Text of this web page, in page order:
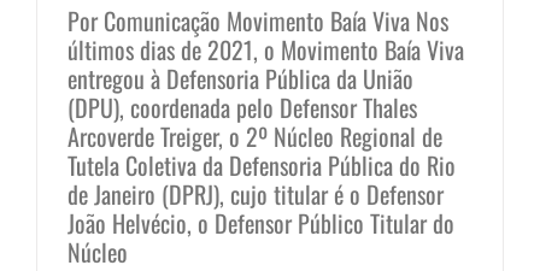
Por Comunicação Movimento Baía Viva Nos
últimos dias de 2021, o Movimento Baía Viva
entregou à Defensoria Pública da União
(DPU), coordenada pelo Defensor Thales
Arcoverde Treiger, o 2º Núcleo Regional de
Tutela Coletiva da Defensoria Pública do Rio
de Janeiro (DPRJ), cujo titular é o Defensor
João Helvécio, o Defensor Público Titular do
Núcleo
Movimento Baía Viva pede a
proibição das operações Ship To